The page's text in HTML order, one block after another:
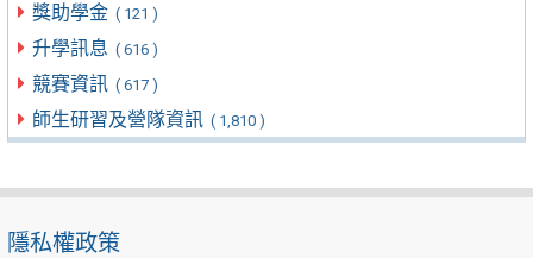
獎助學金 ( 121 )
升學訊息 ( 616 )
競賽資訊 ( 617 )
師生研習及營隊資訊 ( 1,810 )
隱私權政策